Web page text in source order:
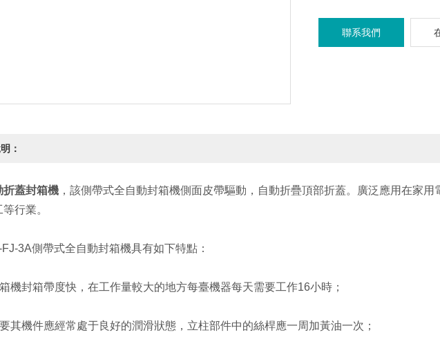
一周加黃油一次；
聯系我們
：
折蓋封箱機 ，該側帶式全自動封箱機側面皮帶驅動，自動折疊頂部折蓋。廣泛應用在家
行業。
3A側帶式全自動封箱機具有如下特點：
封箱帶度快，在工作量較大的地方每臺機器每天需要工作16小時；
機件應經常處于良好的潤滑狀態，立柱部件中的絲桿應一周加黃油一次；